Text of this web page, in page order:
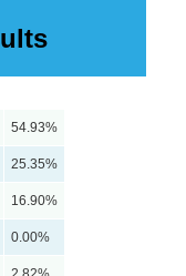
54.93%
25.35%
16.90%
0.00%